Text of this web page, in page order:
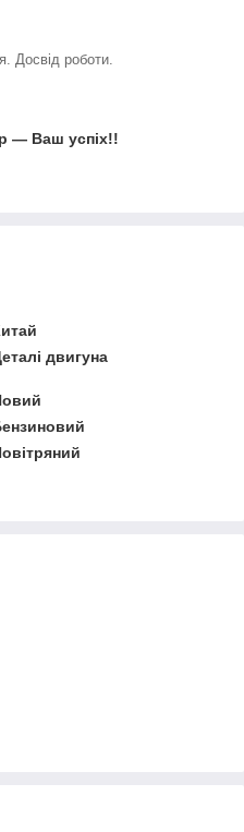
Досвід роботи.
— Ваш успіх!!
двигуна